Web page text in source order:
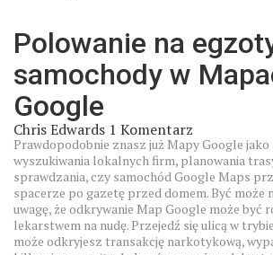
Polowanie na
samochody w
Google
Chris Edwards 1 Komentarz
Prawdopodobnie znasz już Mapy Google jako
wyszukiwania lokalnych firm, planowania
sprawdzania, czy samochód Google Maps
spacerze po gazetę przed domem. Być może
uwagę, że odkrywanie Map Google może być
lekarstwem na nudę. Przejedź się ulicą w
może odkryjesz transakcję narkotykową,